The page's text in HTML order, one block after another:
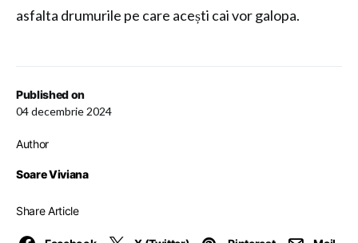
Published on
04 decembrie 2024
Author
Soare Viviana
Share Article
asfalta drumurile pe care acești cai vor galopa.